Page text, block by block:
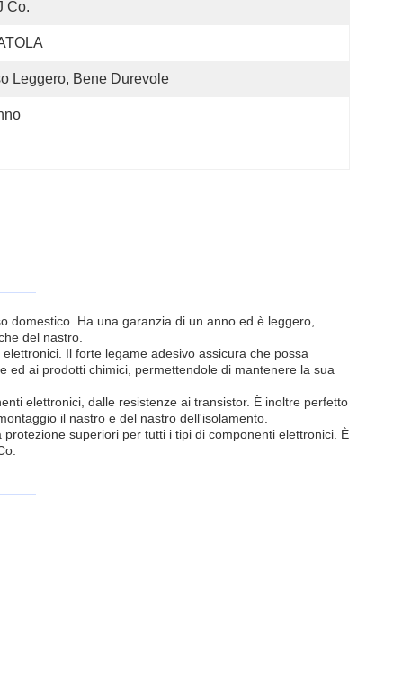
Co.
Leggero, Bene Durevole
domestico. Ha una garanzia di un anno ed è leggero,
del nastro.
Il forte legame adesivo assicura che possa
ed ai prodotti chimici, permettendole di mantenere la sua
elettronici, dalle resistenze ai transistor. È inoltre perfetto
il nastro e del nastro dell'isolamento.
superiori per tutti i tipi di componenti elettronici. È